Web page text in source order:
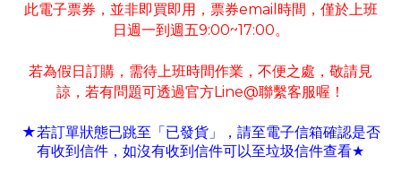
此電子票券 ， 並非即買即用 ， 票券email 時間 ， 僅於上班
日週一到週五9:00~17:00。
若為假日訂購 ， 需待上班時間作業 ， 不便之處 ， 敬請見
諒 ， 若有問題可透過官方Line@聯繫客服喔！
★若訂單狀態已跳至「已發貨」 ， 請至電子信箱確認是否
有收到信件 ， 如沒有收到信件可以至垃圾信件查看★